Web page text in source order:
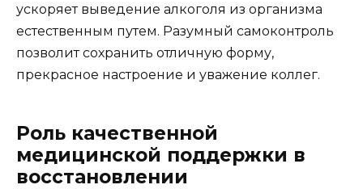
ускоряет выведение алкоголя из организма
естественным путем. Разумный самоконтроль
позволит сохранить отличную форму,
прекрасное настроение и уважение коллег.
Роль качественной
медицинской поддержки в
восстановлении